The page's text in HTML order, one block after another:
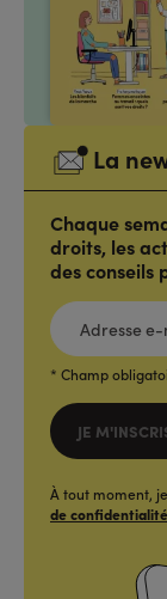
La
Chaque
droits, les
des
ADRESSE
E-
MAIL
(FORMAT:
* Champ
JE
À tout moment,
de confidentialité